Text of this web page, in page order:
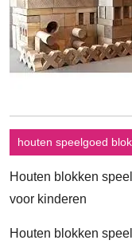
houten speelgoed
Houten blokken
voor kinderen
Houten blokken